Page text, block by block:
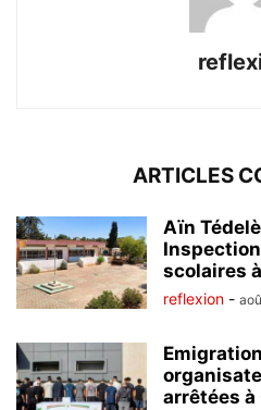
ARTICLES
Aïn
scolaires
reflexion -
arrêtées à